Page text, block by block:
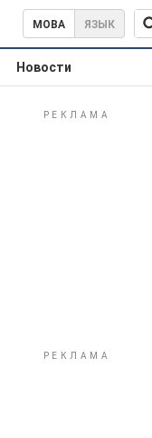
МОВА ЯЗЫК
Новости